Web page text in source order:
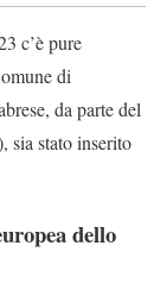
c’è pure
di
da parte del
sia stato inserito
dello